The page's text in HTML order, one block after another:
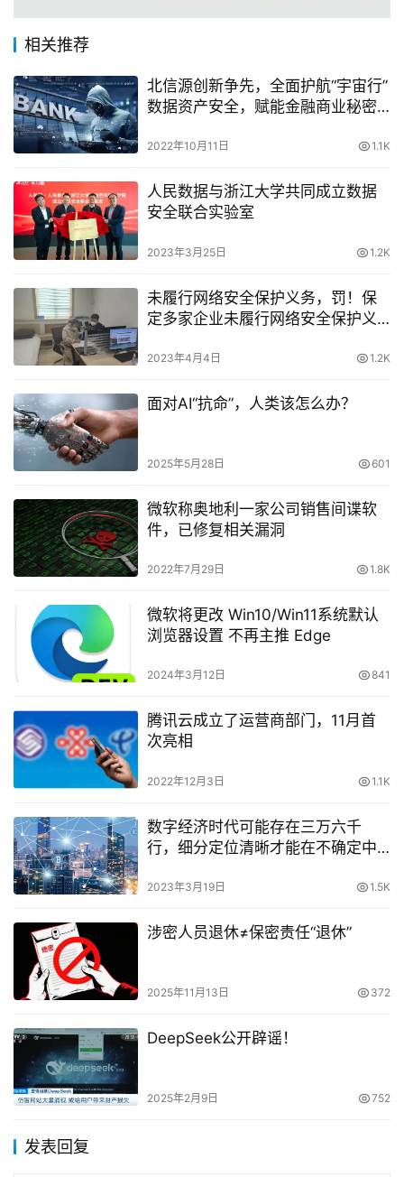
相关推荐
北信源创新争先，全面护航“宇宙行”
数据资产安全，赋能金融商业秘密
2022年10月11日 1.1K
人民数据与浙江大学共同成立数据
安全联合实验室
2023年3月25日 1.2K
未履行网络安全保护义务，罚！保
定多家企业未履行网络安全保护义
2023年4月4日 1.2K
面对AI“抗命”，人类该怎么办？
2025年5月28日 601
微软称奥地利一家公司销售间谍软
件，已修复相关漏洞
2022年7月29日 1.8K
微软将更改 Win10/Win11系统默认
浏览器设置 不再主推 Edge
2024年3月12日 841
腾讯云成立了运营商部门，11月首
次亮相
2022年12月3日 1.1K
数字经济时代可能存在三万六千
行，细分定位清晰才能在不确定中
2023年3月19日 1.5K
涉密人员退休≠保密责任“退休”
2025年11月13日 372
DeepSeek公开辟谣！
2025年2月9日 752
发表回复